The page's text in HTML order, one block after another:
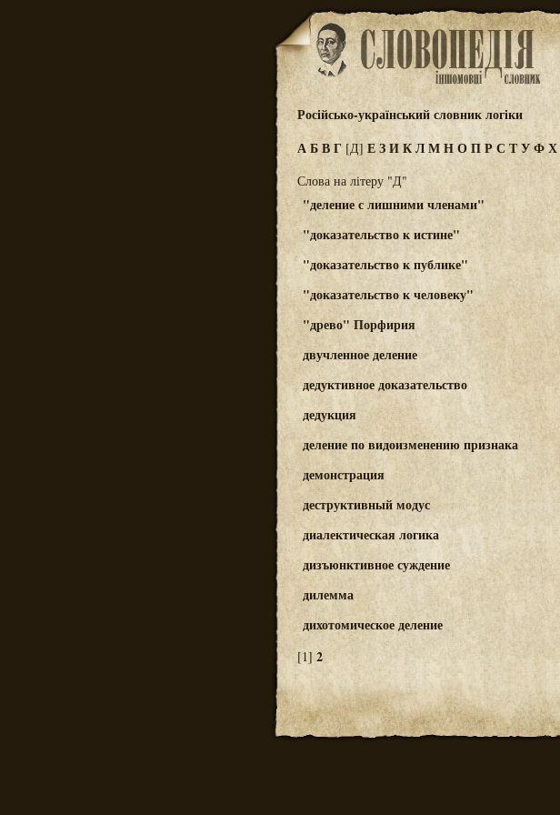
Російсько-український словник логіки
АБВГ [Д] ЕЗИКЛМНОПРС ТУФХ
Слова на літеру "Д"
"деление с лишними членами"
"доказательство к истине"
"доказательство к публике"
"доказательство к человеку"
"древо" Порфирия
двучленное деление
дедуктивное доказательство
дедукция
деление по видоизменению признака
демонстрация
деструктивный модус
диалектическая логика
дизъюнктивное суждение
дилемма
дихотомическое деление
[1] 2